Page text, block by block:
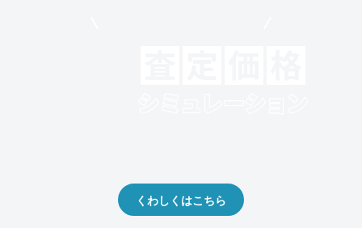
くわしくはこちら